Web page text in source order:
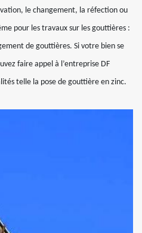
le changement, la réfection ou
pour les travaux sur les gouttières :
de gouttières. Si votre bien se
faire appel à l’entreprise DF
telle la pose de gouttière en zinc.